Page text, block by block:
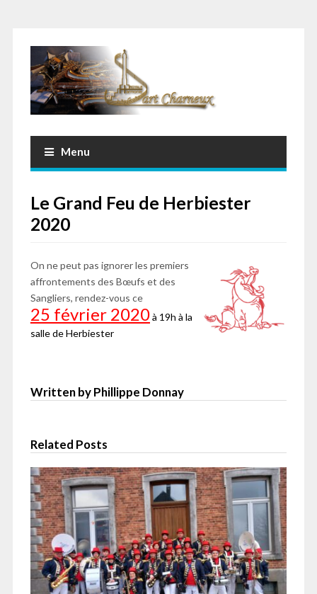
Menu
Le Grand Feu de Herbiester
2020
On ne peut pas ignorer les premiers
affrontements des Bœufs et des
Sangliers, rendez-vous ce
25 février2020à 19h à la
salle de Herbiester
Written by Phillippe Donnay
Related Posts